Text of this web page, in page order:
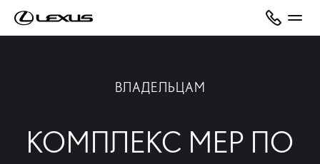
ВЛАДЕЛЬЦАМ
КОМПЛЕКС МЕР ПО